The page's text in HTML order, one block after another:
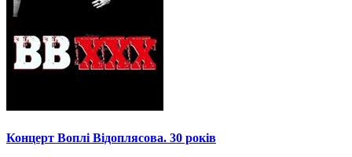
Концерт Воплі Відоплясова. 30 років